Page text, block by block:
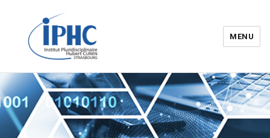
Institut pluridisciplinaire Hubert
Curien – IPHC
MENU